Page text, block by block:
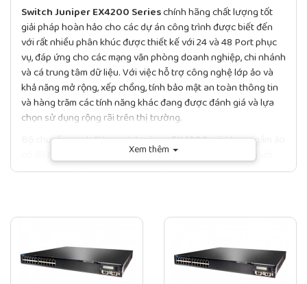
Switch Juniper EX4200 Serieschính hãng chất lượng tốt
giải pháp hoàn hảo cho các dự án công trình được biết đến
với rất nhiều phân khúc được thiết kế với 24 và 48 Port phục
vụ, đáp ứng cho các mạng văn phòng doanh nghiệp, chi nhánh
và cá trung tâm dữ liệu. Với việc hỗ trợ công nghệ lớp ảo và
khả năng mở rộng, xếp chồng, tính bảo mật an toàn thông tin
và hàng trăm các tính năng khác đang được đánh giá và lựa
chọn sử dụng rộng rãi trên thị trường.
Bộ chuyển mạch EthernetJuniper EX4200với khung gầm ảo
có độ tin cậy cao, linh hoạt tiện lợi trong lắp đặt thi công với
khả năng xếp chồng ( Stackable ) khác biệt so với những dòng
đáp ứng nhu cầu sử dụng trong các ứng dụng hiệu năng cao
Xem thêm